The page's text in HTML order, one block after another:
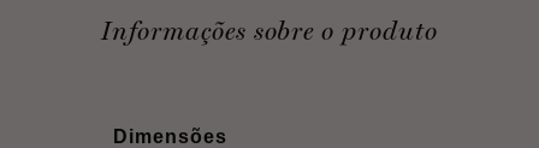
Informações sobre o produto
Dimensões